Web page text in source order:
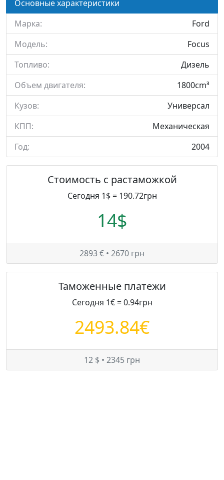
Основные характеристики
Марка:
Ford
Модель:
Focus
Топливо:
Дизель
Объем двигателя:
1800cm³
Кузов:
Универсал
КПП:
Механическая
Год:
2004
Стоимость с растаможкой
Сегодня 1$ = 190.72грн
14$
2893 € • 2670 грн
Таможенные платежи
Сегодня 1€ = 0.94грн
2493.84€
12 $ • 2345 грн